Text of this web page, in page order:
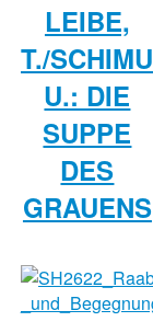
LEIBE,
T./
U.: DIE
SUPPE
DES
GRAUENS